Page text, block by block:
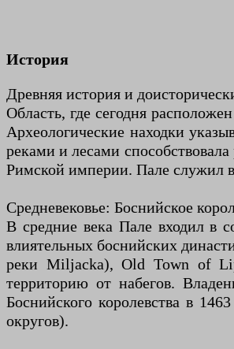
История
Древняя история и
Область, где сегодня
Археологические находки
реками и лесами
Римской империи. Пале служил
Средневековье: Боснийское
В средние века Пале входил в
влиятельных боснийских
реки Miljacka), Old Town of
территорию от набегов.
Боснийского королевства в
округов).